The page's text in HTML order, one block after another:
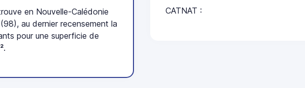
en Nouvelle-Calédonie
au dernier recensement la
pour une superficie de
.
CATNAT :